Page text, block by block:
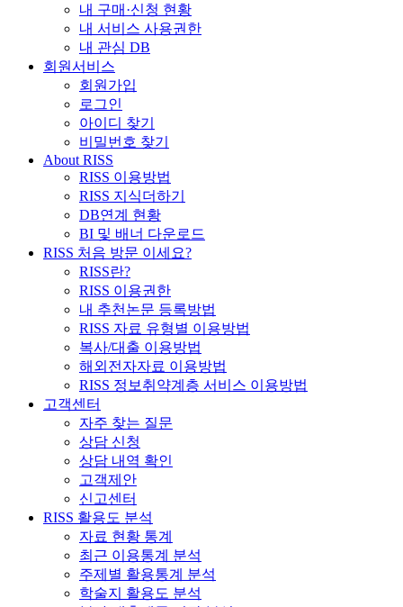
내 구매·신청 현황
내 서비스 사용권한
내 관심 DB
회원서비스
회원가입
로그인
아이디 찾기
비밀번호 찾기
About RISS
RISS 이용방법
RISS 지식더하기
DB연계 현황
BI 및 배너 다운로드
RISS 처음 방문 이세요?
RISS란?
RISS 이용권한
내 추천논문 등록방법
RISS 자료 유형별 이용방법
복사/대출 이용방법
해외전자자료 이용방법
RISS 정보취약계층 서비스 이용방법
고객센터
자주 찾는 질문
상담 신청
상담 내역 확인
고객제안
신고센터
RISS 활용도 분석
자료 현황 통계
최근 이용통계 분석
주제별 활용통계 분석
학술지 활용도 분석